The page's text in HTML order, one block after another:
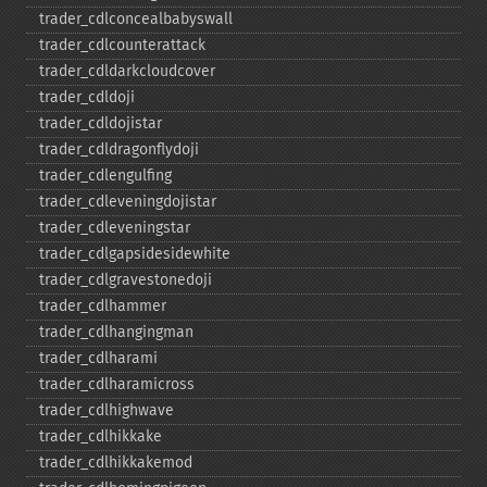
trader_​cdlconcealbabyswall
trader_​cdlcounterattack
trader_​cdldarkcloudcover
trader_​cdldoji
trader_​cdldojistar
trader_​cdldragonflydoji
trader_​cdlengulfing
trader_​cdleveningdojistar
trader_​cdleveningstar
trader_​cdlgapsidesidewhite
trader_​cdlgravestonedoji
trader_​cdlhammer
trader_​cdlhangingman
trader_​cdlharami
trader_​cdlharamicross
trader_​cdlhighwave
trader_​cdlhikkake
trader_​cdlhikkakemod